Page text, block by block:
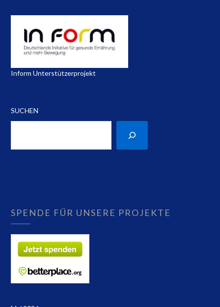
Inform Unterstützerprojekt
SUCHEN
SPENDE FÜR UNSERE PROJEKTE